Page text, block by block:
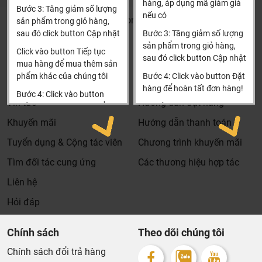
trở thành tri kỷ của ngôi nhà bạn.
Dịch vụ riêng của Khali Nguyễn dành cho khách hàng:
Khảo sát công trình, để hỗ trợ khách hàng chọn sản
phẩm đúng và phù hợp cũng như đưa ra các lời
khuyên, chú ý, hoặc chỉ ra các vấn khổng ổn nếu có
hoàn toàn miễn phí.
Bước 3: Tăng giảm số lượng
sản phẩm trong giỏ hàng,
sau đó click button Cập nhật
Click vào button Tiếp tục
mua hàng để mua thêm sản
phẩm khác của chúng tôi
Bước 4: Click vào button
Tiến hành thanh toán để
thanh toán đơn hàng của
Xin cảm ơn khách hàng!!!
hàng, áp dụng mã giảm giá
nếu có
Bước 3: Tăng giảm số lượng
sản phẩm trong giỏ hàng,
sau đó click button Cập nhật
Bước 4: Click vào button Đặt
hàng để hoàn tất đơn hàng!
Xin cảm ơn khách hàng!!!
Khalinguyen.vn@gmail.com
0904501766
Thông tin
Tìm đại lý & Hợp tác
Tin tức
Khuyến mãi
Tuyển dụng & Cộng tác viên
Tìm đối tác cung ứng
Liên hệ
Hỏi đáp
Thông tin thêm
Hướng dẫn mua hàng
Hướng dẫn đặt hàng
Hướng dẫn thanh toán
Chương trình khuyến mãi
Các thương hiệu hợp tác
Chính sách
Chính sách đổi trả hàng
Theo dõi chúng tôi